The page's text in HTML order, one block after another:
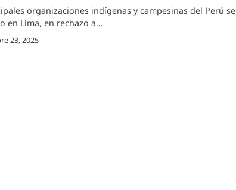
organizaciones indígenas y campesinas del Perú se
en Lima, en rechazo a…
23, 2025